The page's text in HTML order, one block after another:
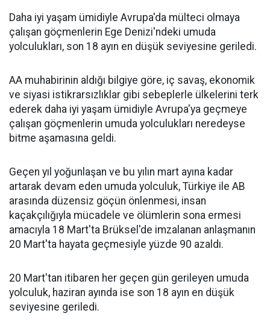
Daha iyi yaşam ümidiyle Avrupa'da mülteci olmaya
çalışan göçmenlerin Ege Denizi'ndeki umuda
yolculukları, son 18 ayın en düşük seviyesine geriledi.
AA muhabirinin aldığı bilgiye göre, iç savaş, ekonomik
ve siyasi istikrarsızlıklar gibi sebeplerle ülkelerini terk
ederek daha iyi yaşam ümidiyle Avrupa'ya geçmeye
çalışan göçmenlerin umuda yolculukları neredeyse
bitme aşamasına geldi.
Geçen yıl yoğunlaşan ve bu yılın mart ayına kadar
artarak devam eden umuda yolculuk, Türkiye ile AB
arasında düzensiz göçün önlenmesi, insan
kaçakçılığıyla mücadele ve ölümlerin sona ermesi
amacıyla 18 Mart'ta Brüksel'de imzalanan anlaşmanın
20 Mart'ta hayata geçmesiyle yüzde 90 azaldı.
20 Mart'tan itibaren her geçen gün gerileyen umuda
yolculuk, haziran ayında ise son 18 ayın en düşük
seviyesine geriledi.